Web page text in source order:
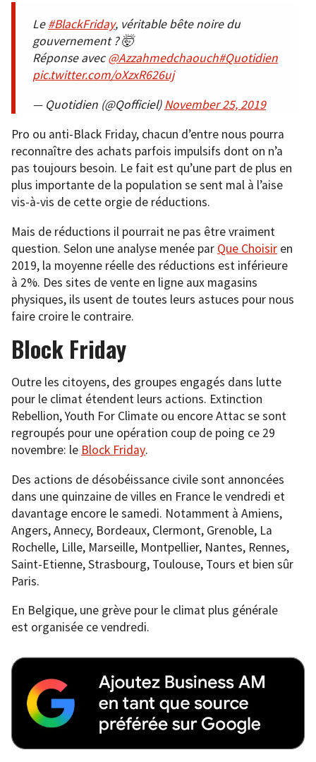
Le#BlackFriday, véritable bête noire du
gouvernement ? 🤯
Réponse avec@Azzahmedchaouch#Quotidien
pic.twitter.com/oXzxR626uj
— Quotidien (@Qofficiel)November 25, 2019
Pro ou anti-Black Friday, chacun d’entre nous pourra
reconnaître des achats parfois impulsifs dont on n’a
pas toujours besoin. Le fait est qu’une part de plus en
plus importante de la population se sent mal à l’aise
vis-à-vis de cette orgie de réductions.
Mais de réductions il pourrait ne pas être vraiment
question. Selon une analyse menée par Que Choisir en
2019, la moyenne réelle des réductions est inférieure
à 2%. Des sites de vente en ligne aux magasins
physiques, ils usent de toutes leurs astuces pour nous
faire croire le contraire.
Block Friday
Outre les citoyens, des groupes engagés dans lutte
pour le climat étendent leurs actions. Extinction
Rebellion, Youth For Climate ou encore Attac se sont
regroupés pour une opération coup de poing ce 29
novembre: le Block Friday.
Des actions de désobéissance civile sont annoncées
dans une quinzaine de villes en France le vendredi et
davantage encore le samedi. Notamment à Amiens,
Angers, Annecy, Bordeaux, Clermont, Grenoble, La
Rochelle, Lille, Marseille, Montpellier, Nantes, Rennes,
Saint-Etienne, Strasbourg, Toulouse, Tours et bien sûr
Paris.
En Belgique, une grève pour le climat plus générale
est organisée ce vendredi.